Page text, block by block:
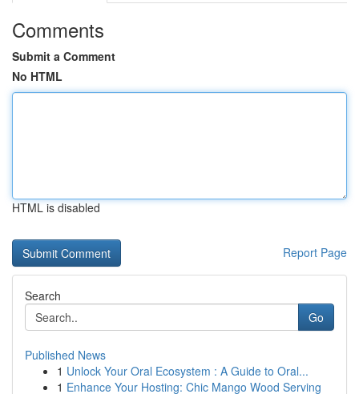
Comments
Submit a Comment
No HTML
HTML is disabled
Report Page
Search
Go
Published News
1 Unlock Your Oral Ecosystem : A Guide to Oral...
1 Enhance Your Hosting: Chic Mango Wood Serving